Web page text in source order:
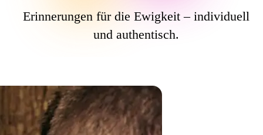
Erinnerungen für die Ewigkeit – individuell
und authentisch.